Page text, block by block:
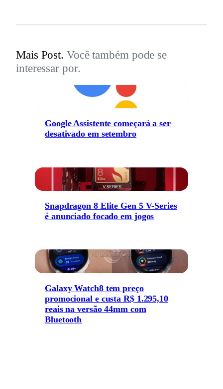
Mais Post. Você também pode se
interessar por.
Google Assistente começará a ser
desativado em setembro
Snapdragon 8 Elite Gen 5 V-Series
é anunciado focado em jogos
Galaxy Watch8 tem preço
promocional e custa R$ 1.295,10
reais na versão 44mm com
Bluetooth